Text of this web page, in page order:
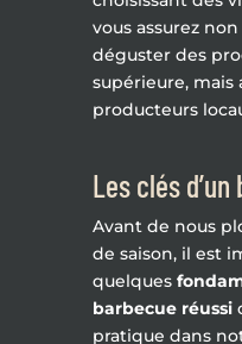
vous assurez
déguster des
supérieure, mais
producteurs
Les clés
Avant de nous
de saison, il est
quelques
barbecue réussi
pratique dans